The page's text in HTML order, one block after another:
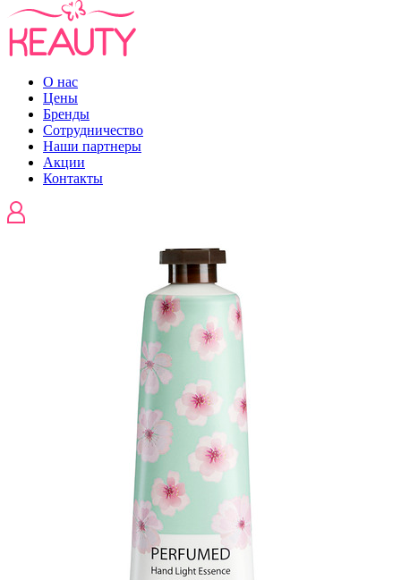
О нас
Цены
Бренды
Сотрудничество
Наши партнеры
Акции
Контакты